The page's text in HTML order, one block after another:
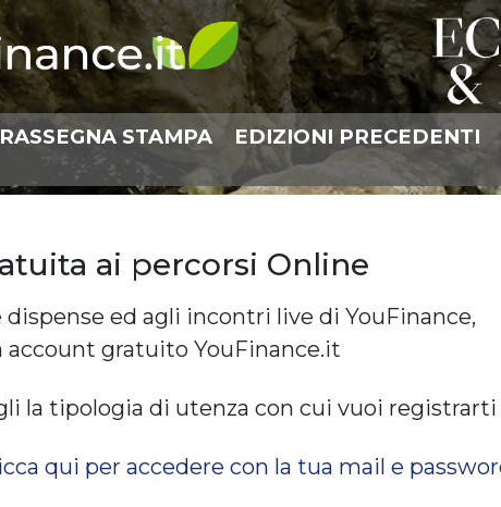
RASSEGNA STAMPA EDIZIONI PRECEDENTI
ai percorsi Online
dispense ed agli incontri live di YouFinance,
account gratuito YouFinance.it
la tipologia di utenza con cui vuoi registrarti
qui per accedere con la tua mail e